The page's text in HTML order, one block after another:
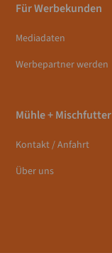
Für Werbekunden
Mediadaten
Werbepartner werden
Mühle + Mischfutter
Kontakt / Anfahrt
Über uns